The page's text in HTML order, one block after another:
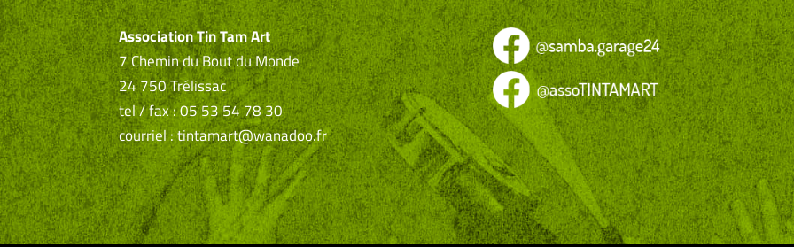
Association Tin Tam Art
7 Chemin du Bout du Monde
24 750 Trélissac
tel / fax : 05 53 54 78 30
courriel : tintamart@wanadoo.fr